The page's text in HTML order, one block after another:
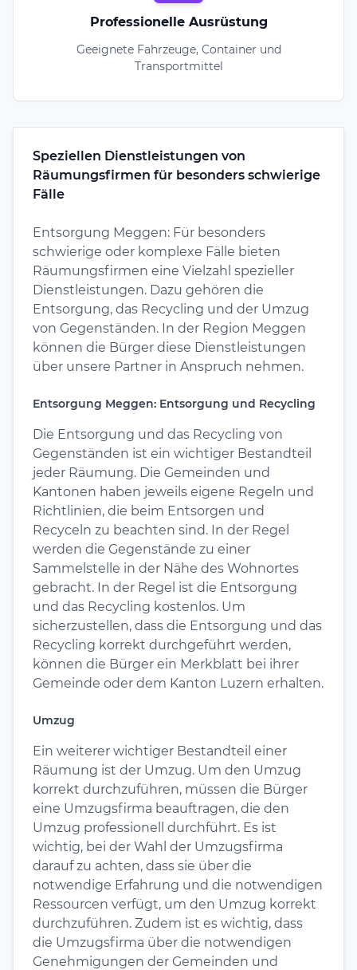
Professionelle Ausrüstung
Geeignete Fahrzeuge, Container und
Transportmittel
Speziellen Dienstleistungen von
Räumungsfirmen für besonders schwierige
Fälle
Entsorgung Meggen: Für besonders
schwierige oder komplexe Fälle bieten
Räumungsfirmen eine Vielzahl spezieller
Dienstleistungen. Dazu gehören die
Entsorgung, das Recycling und der Umzug
von Gegenständen. In der Region Meggen
können die Bürger diese Dienstleistungen
über unsere Partner in Anspruch nehmen.
Entsorgung Meggen: Entsorgung und Recycling
Die Entsorgung und das Recycling von
Gegenständen ist ein wichtiger Bestandteil
jeder Räumung. Die Gemeinden und
Kantonen haben jeweils eigene Regeln und
Richtlinien, die beim Entsorgen und
Recyceln zu beachten sind. In der Regel
werden die Gegenstände zu einer
Sammelstelle in der Nähe des Wohnortes
gebracht. In der Regel ist die Entsorgung
und das Recycling kostenlos. Um
sicherzustellen, dass die Entsorgung und das
Recycling korrekt durchgeführt werden,
können die Bürger ein Merkblatt bei ihrer
Gemeinde oder dem Kanton Luzern erhalten.
Umzug
Ein weiterer wichtiger Bestandteil einer
Räumung ist der Umzug. Um den Umzug
korrekt durchzuführen, müssen die Bürger
eine Umzugsfirma beauftragen, die den
Umzug professionell durchführt. Es ist
wichtig, bei der Wahl der Umzugsfirma
darauf zu achten, dass sie über die
notwendige Erfahrung und die notwendigen
Ressourcen verfügt, um den Umzug korrekt
durchzuführen. Zudem ist es wichtig, dass
die Umzugsfirma über die notwendigen
Genehmigungen der Gemeinden und